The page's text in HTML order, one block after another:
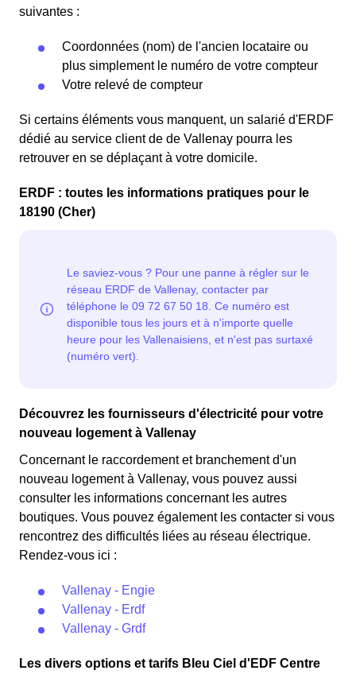
suivantes :
Coordonnées (nom) de l'ancien locataire ou
plus simplement le numéro de votre compteur
Votre relevé de compteur
Si certains éléments vous manquent, un salarié d'ERDF
dédié au service client de de Vallenay pourra les
retrouver en se déplaçant à votre domicile.
ERDF : toutes les informations pratiques pour le
18190 (Cher)
Découvrez les fournisseurs d'électricité pour votre
nouveau logement à Vallenay
Concernant le raccordement et branchement d'un
nouveau logement à Vallenay, vous pouvez aussi
consulter les informations concernant les autres
boutiques. Vous pouvez également les contacter si vous
rencontrez des difficultés liées au réseau électrique.
Rendez-vous ici :
Vallenay - Engie
Vallenay - Erdf
Vallenay - Grdf
Les divers options et tarifs Bleu Ciel d'EDF Centre